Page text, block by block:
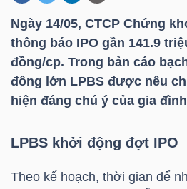
Ngày 14/05, CTCP Chứng
thông báo IPO gần 141.9
đồng/cp. Trong bản cáo
đông lớn LPBS được nêu
hiện đáng chú ý của gia
LPBS khởi động đợt IPO
Theo kế hoạch, thời gian để
DOANH
NGHIỆP
SẢN